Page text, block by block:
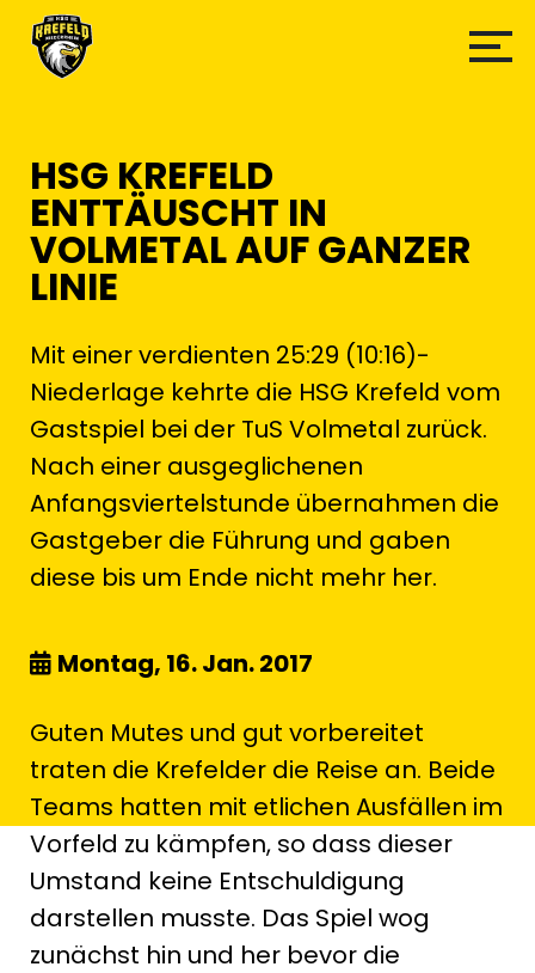
HSG KREFELD
ENTTÄUSCHT IN
VOLMETAL AUF GANZER
LINIE
Mit einer verdienten 25:29 (10:16)-
Niederlage kehrte die HSG Krefeld vom
Gastspiel bei der TuS Volmetal zurück.
Nach einer ausgeglichenen
Anfangsviertelstunde übernahmen die
Gastgeber die Führung und gaben
diese bis um Ende nicht mehr her.
Montag, 16. Jan. 2017
Guten Mutes und gut vorbereitet
traten die Krefelder die Reise an. Beide
Teams hatten mit etlichen Ausfällen im
Vorfeld zu kämpfen, so dass dieser
Umstand keine Entschuldigung
darstellen musste. Das Spiel wog
zunächst hin und her bevor die